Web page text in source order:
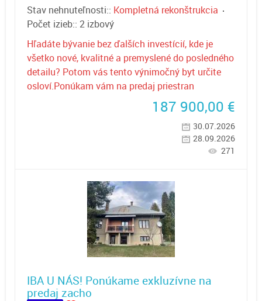
Stav nehnuteľnosti:: Kompletná rekonštrukcia
Počet izieb:: 2 izbový
Hľadáte bývanie bez ďalších investícií, kde je
všetko nové, kvalitné a premyslené do posledného
detailu? Potom vás tento výnimočný byt určite
osloví.Ponúkam vám na predaj priestran
187 900,00 €
30.07.2026
28.09.2026
271
IBA U NÁS! Ponúkame exkluzívne na
predaj zacho